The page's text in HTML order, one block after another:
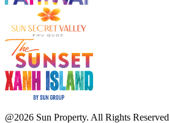
@2026 Sun Property. All Rights Reserved